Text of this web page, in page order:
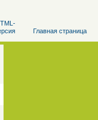
Главная страница